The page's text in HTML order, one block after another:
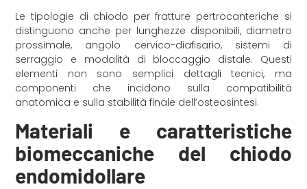
Le tipologie di chiodo per fratture pertrocanteriche si
distinguono anche per lunghezze disponibili, diametro
prossimale, angolo cervico-diafisario, sistemi di
serraggio e modalità di bloccaggio distale. Questi
elementi non sono semplici dettagli tecnici, ma
componenti che incidono sulla compatibilità
anatomica e sulla stabilità finale dell’osteosintesi.
Materiali e caratteristiche
biomeccaniche del chiodo
endomidollare